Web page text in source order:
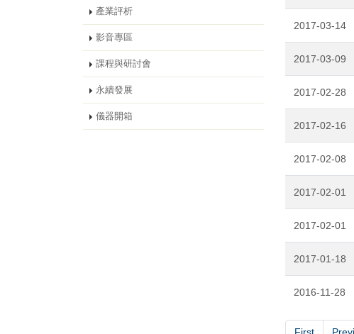
產業評析
影音專區
課程與研討會
永續發展
儀器開箱
2017-03-14
2017-03-09
2017-02-28
2017-02-16
2017-02-08
2017-02-01
2017-02-01
2017-01-18
2016-11-28